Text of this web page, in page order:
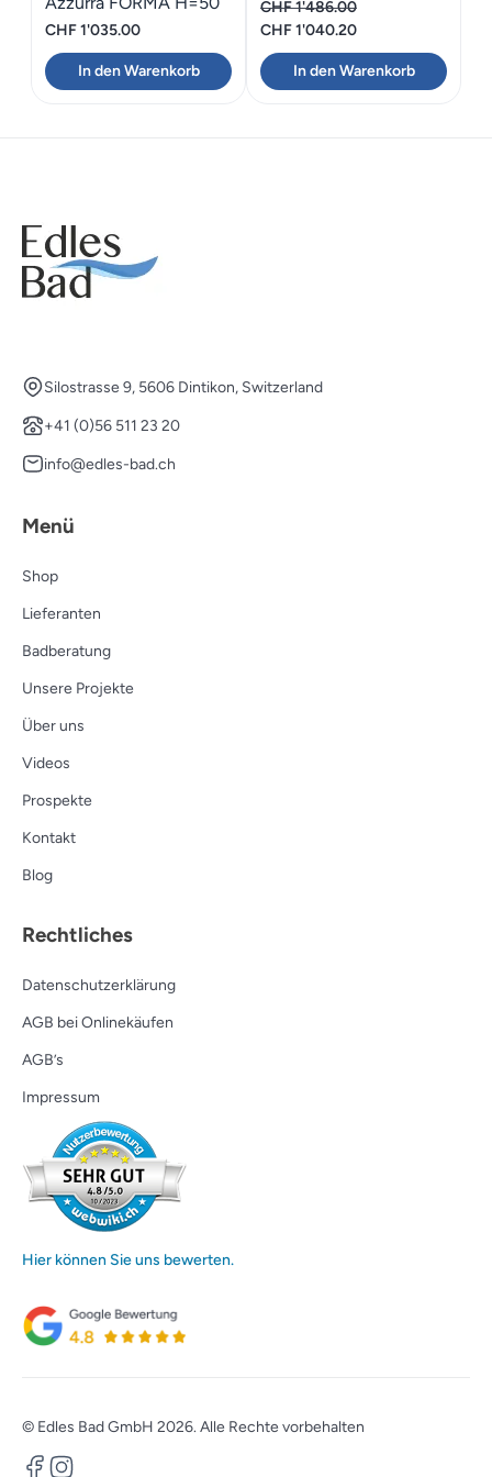
Türe
CHF1'035.00
In den Warenkorb
CHF1'486.00
Ursprünglicher
Preis
war:
CHF1'040.20Aktueller
Preis
ist:
In den Warenkorb
Silostrasse 9, 5606 Dintikon, Switzerland
+41 (0)56 511 23 20
info@edles-bad.ch
Menü
Shop
Lieferanten
Badberatung
Unsere Projekte
Über uns
Videos
Prospekte
Kontakt
Blog
Rechtliches
Datenschutzerklärung
AGB bei Onlinekäufen
AGB’s
Impressum
Hier können Sie uns bewerten.
© Edles Bad GmbH 2026. Alle Rechte vorbehalten